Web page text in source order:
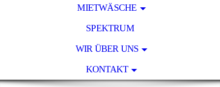
MIETWÄSCHE
SPEKTRUM
WIR ÜBER UNS
KONTAKT